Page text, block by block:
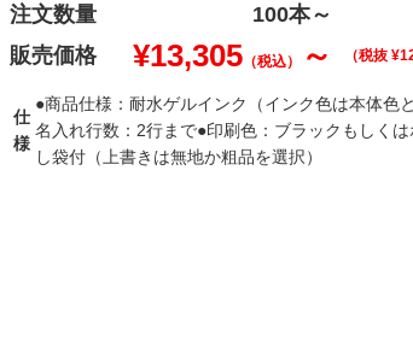
注文数量 100本～
販売価格
¥13,305 （税込） ～ （税抜 ¥
仕
様
●商品仕様：耐水ゲルインク（インク色は本体色
名入れ行数：2行まで●印刷色：ブラックもしく
し袋付（上書きは無地か粗品を選択）